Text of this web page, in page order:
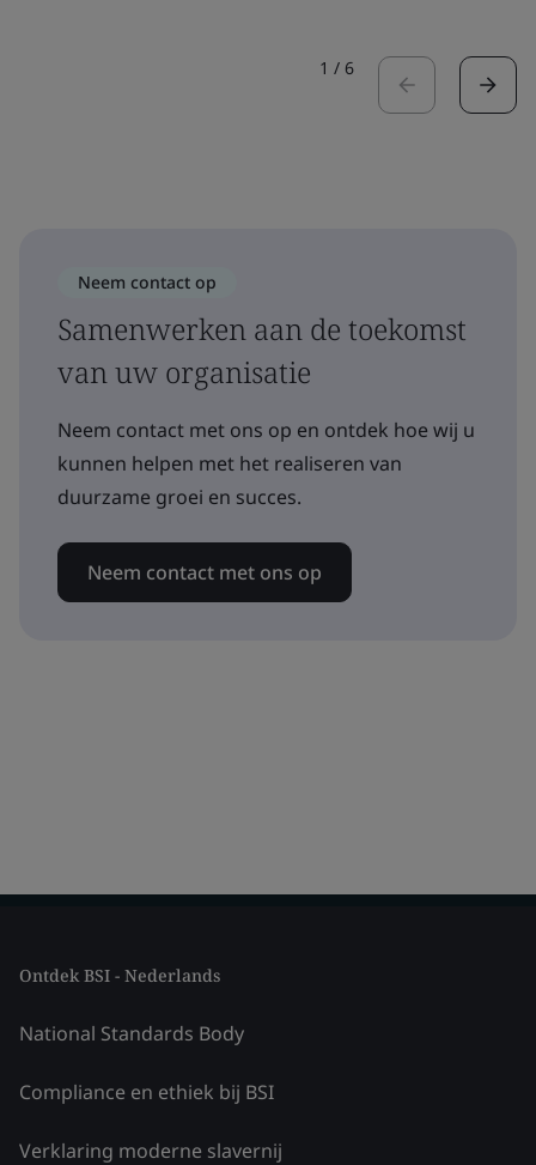
1 / 6
Neem contact op
Samenwerken aan de toekomst
van uw organisatie
Neem contact met ons op en ontdek hoe wij u
kunnen helpen met het realiseren van
duurzame groei en succes.
Neem contact met ons op
Ontdek BSI - Nederlands
National Standards Body
Compliance en ethiek bij BSI
Verklaring moderne slavernij